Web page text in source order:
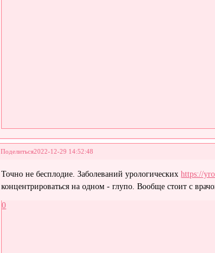
Поделиться2022-12-29 14:52:48
Точно не бесплодие. Заболеваний урологическихhttps://
концентрироваться на одном - глупо. Вообще стоит с
0